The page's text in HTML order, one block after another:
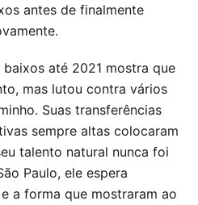
antes de finalmente
até 2021 mostra que
mas lutou contra vários
Suas transferências
sempre altas colocaram
talento natural nunca foi
Paulo, ele espera
a forma que mostraram ao